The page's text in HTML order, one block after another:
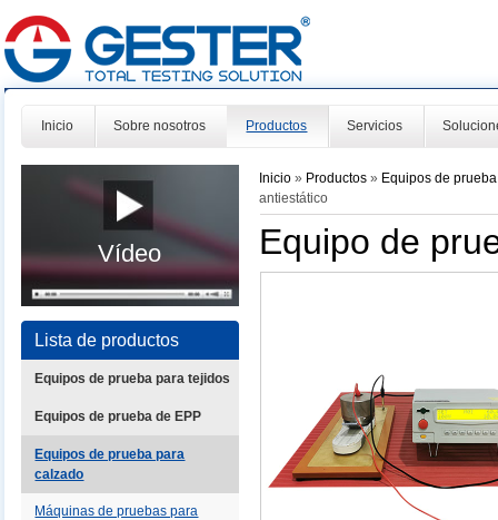
Inicio Sobre nosotros Productos Servicios
Vídeo
Lista de productos
Equipos de prueba para tejidos
Equipos de prueba de EPP
Equipos de prueba para
calzado
Máquinas de pruebas para
Inicio » Productos» Equipos de
antiestático
Equipo de